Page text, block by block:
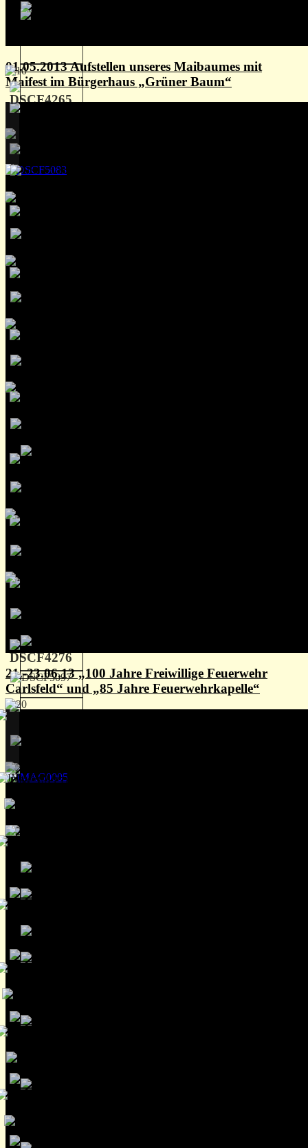
01.05.2013 Aufstellen unseres Maibaumes mit
Maifest im Bürgerhaus „Grüner Baum“
21.-23.06.13 „100 Jahre Freiwillige Feuerwehr
Carlsfeld“ und „85 Jahre Feuerwehrkapelle“